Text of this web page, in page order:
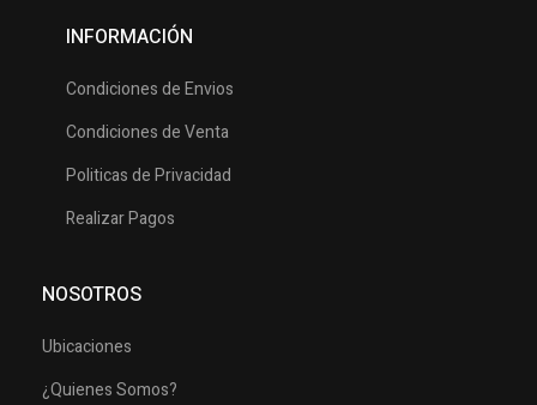
INFORMACIÓN
Condiciones de Envios
Condiciones de Venta
Politicas de Privacidad
Realizar Pagos
NOSOTROS
Ubicaciones
¿Quienes Somos?